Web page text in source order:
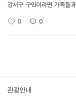
강서구 구민이라면 가족들
0 0
관광안내